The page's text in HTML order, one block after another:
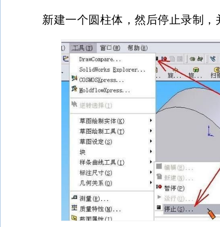
新建一个圆柱体，然后停止录制，